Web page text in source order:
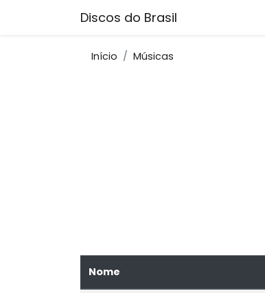
Discos do Brasil
Início Músicas
Nome